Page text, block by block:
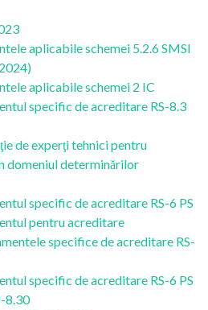
aplicabile schemei 5.2.6 SMSI
aplicabile schemei 2 IC
specific de acreditare RS-8.3
de experţi tehnici pentru
domeniul determinărilor
specific de acreditare RS-6 PS
pentru acreditare
specifice de acreditare RS-
specific de acreditare RS-6 PS
8.30